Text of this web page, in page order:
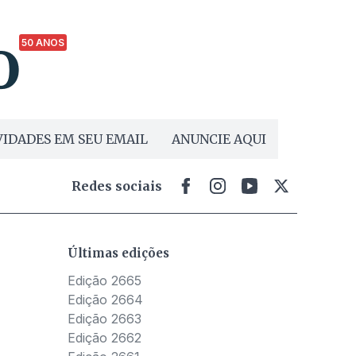
50 ANOS
EM SEU EMAIL ANUNCIE AQUI
Redes sociais
Últimas edições
Edição 2665
Edição 2664
Edição 2663
Edição 2662